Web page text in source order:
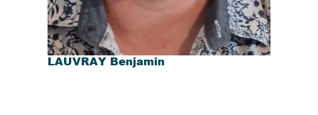
LAUVRAY Benjamin